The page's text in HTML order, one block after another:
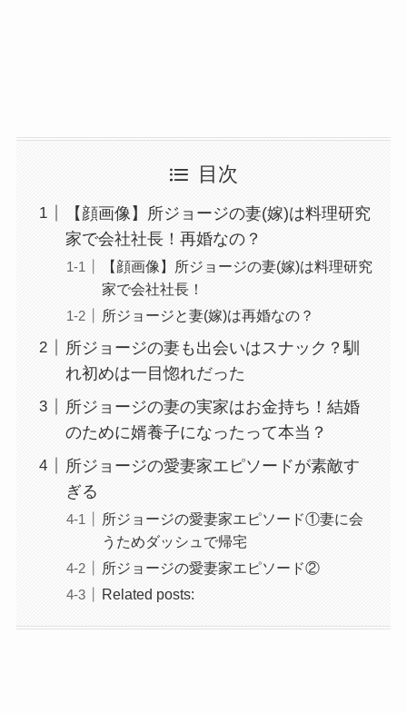
目次
【顔画像】所ジョージの妻(嫁)は料理研究
家で会社社長！再婚なの？
【顔画像】所ジョージの妻(嫁)は料理研究
家で会社社長！
所ジョージと妻(嫁)は再婚なの？
所ジョージの妻も出会いはスナック？馴
れ初めは一目惚れだった
所ジョージの妻の実家はお金持ち！結婚
のために婿養子になったって本当？
所ジョージの愛妻家エピソードが素敵す
ぎる
所ジョージの愛妻家エピソード①妻に会
うためダッシュで帰宅
所ジョージの愛妻家エピソード②
Related posts: